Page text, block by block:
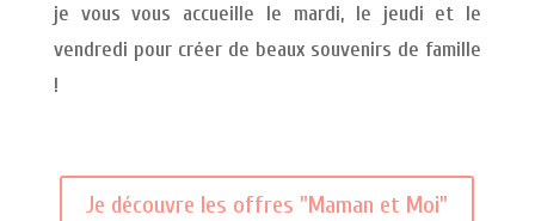
je vous vous accueille le mardi, le jeudi et le
vendredi pour créer de beaux souvenirs de famille
!
Je découvre les offres "Maman et Moi"